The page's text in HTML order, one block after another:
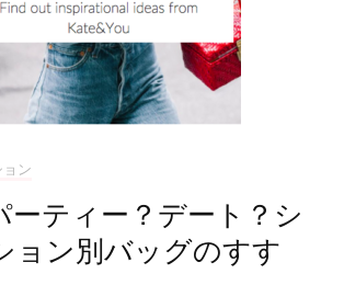
ン
ーティー？デート？シ
ョン別バッグのすす